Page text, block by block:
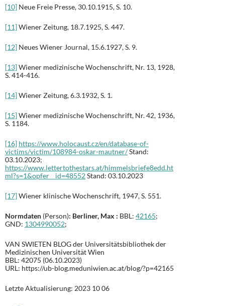
[10] Neue Freie Presse, 30.10.1915, S. 10.
[11]Wiener Zeitung, 18.7.1925, S. 447.
[12] Neues Wiener Journal, 15.6.1927, S. 9.
[13]Wiener medizinische Wochenschrift, Nr. 13, 1928,
S. 414-416.
[14]Wiener Zeitung, 6.3.1932, S. 1.
[15]Wiener medizinische Wochenschrift, Nr. 42, 1936,
S. 1184.
[16] https://www.holocaust.cz/en/database-of-
victims/victim/108984-oskar-mautner/Stand:
03.10.2023;
https://www.lettertothestars.at/himmelsbriefe8edd.ht
ml?s=1&opfer__id=48552Stand: 03.10.2023
[17]Wiener klinische Wochenschrift, 1947, S. 551.
Normdaten (Person): Berliner, Max : BBL: 42165;
GND: 1304990052;
VAN SWIETEN BLOG der Universitätsbibliothek der
Medizinischen Universität Wien
BBL: 42075 (06.10.2023)
URL: https://ub-blog.meduniwien.ac.at/blog/?p=42165
Letzte Aktualisierung: 2023 10 06